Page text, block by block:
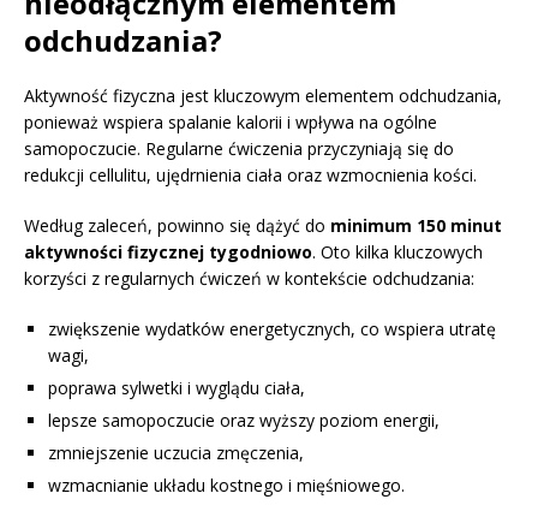
odchudzania?
Aktywność fizyczna jest kluczowym elementem odchudzania,
ponieważ wspiera spalanie kalorii i wpływa na ogólne
samopoczucie. Regularne ćwiczenia przyczyniają się do
redukcji cellulitu, ujędrnienia ciała oraz wzmocnienia kości.
Według zaleceń, powinno się dążyć do minimum 150 minut
aktywności fizycznej tygodniowo. Oto kilka kluczowych
korzyści z regularnych ćwiczeń w kontekście odchudzania:
zwiększenie wydatków energetycznych, co wspiera utratę
wagi,
poprawa sylwetki i wyglądu ciała,
lepsze samopoczucie oraz wyższy poziom energii,
zmniejszenie uczucia zmęczenia,
wzmacnianie układu kostnego i mięśniowego.